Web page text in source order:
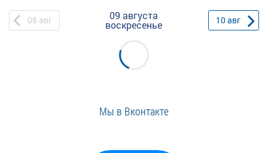
08 авг 09 августа
воскресенье 10авг
Мы в Вконтакте